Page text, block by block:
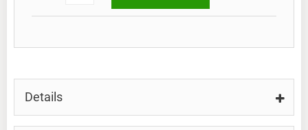
Details